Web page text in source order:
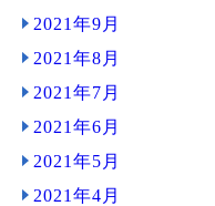
2021年9月
2021年8月
2021年7月
2021年6月
2021年5月
2021年4月